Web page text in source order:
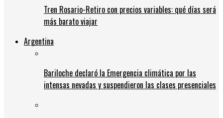
Tren Rosario-Retiro con precios variables: qué días será
más barato viajar
Argentina
Bariloche declaró la Emergencia climática por las
intensas nevadas y suspendieron las clases presenciales